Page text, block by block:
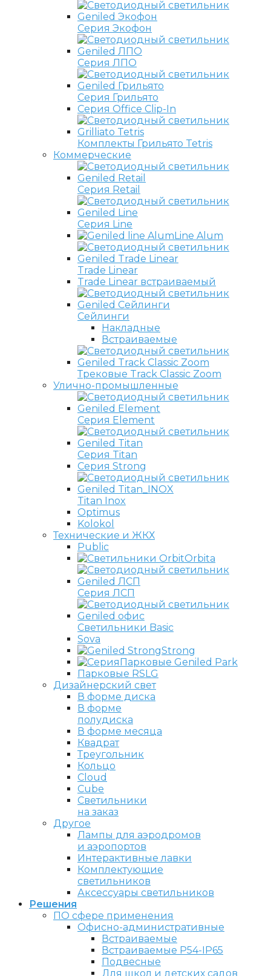
Серия Экофон
Серия ЛПО
Серия Грильято
Серия Office Clip-In
Комплекты Грильято Tetris
Коммерческие
Серия Retail
Серия Line
Line Alum
Trade Linear
Trade Linear встраиваемый
Сейлинги
Накладные
Встраиваемые
Трековые Track Classic Zoom
Улично-промышленные
Серия Element
Серия Titan
Серия Strong
Titan Inox
Optimus
Kolokol
Технические и ЖКХ
Public
Orbita
Серия ЛСП
Светильники Basic
Sova
Strong
Парковые Geniled Park
Парковые RSLG
Дизайнерский свет
В форме диска
В форме
полудиска
В форме месяца
Квадрат
Треугольник
Кольцо
Cloud
Cube
Светильники
на заказ
Другое
Лампы для аэродромов
и аэропортов
Интерактивные лавки
Комплектующие
светильников
Аксессуары светильников
Решения
ПО сфере применения
Офисно-административные
Встраиваемые
Встраиваемые P54-IP65
Подвесные
Для школ и детских садов